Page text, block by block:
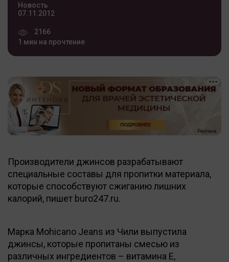
Новость
07.11.2012
2166
1 мин на прочтение
Производители джинсов разрабатывают
специальные составы для пропитки материала,
которые способствуют сжиганию лишних
калорий, пишет buro247.ru.
Марка Mohicano Jeans из Чили выпустила
джинсы, которые пропитаны смесью из
различных ингредиентов – витамина E,